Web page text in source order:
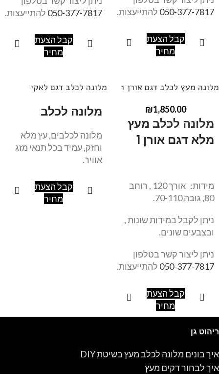
050-377-7817 להתייעצות.
קבל הצעת
מחיר
050-377-7817 להתייעצות.
קבל הצעת
מחיר
מלונה מעץ לכלב דגם אורן 1
₪1,850.00
מלונה לכלב מעץ
מלא דגם אורן 1
מידות: אורך 120 , רוחב
80, גובה 70-110.
ניתן לקבל במידות שונות ,
ובצבעים שונים.
ניתן ליצור קשר בטלפון
050-377-7817 להתייעצות.
קבל הצעת
מחיר
מלונה לכלב דגם לאקי
מלונה לכלב
מלונה לכלבים, עץ מלא
וחזק, עמיד בכל תנאי מזג
אוויר.
קבל הצעת
מחיר
ריהוט גן
איך בונים מלונה לכלב מעץ בשיטת DIY
איך לבחור דקים מעץ